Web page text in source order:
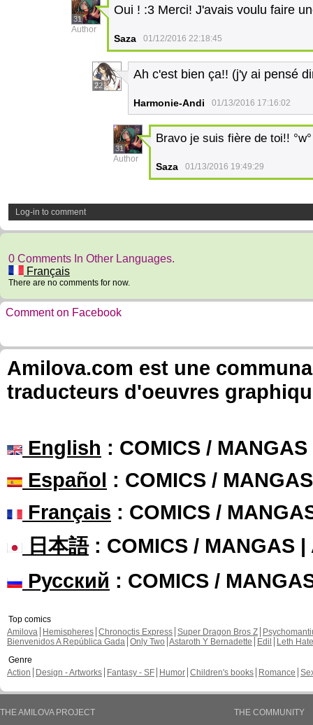
31
Author
Oui ! :3 Merci! J'avais voulu faire
Saza 01/12/2016 22:18:45
22
Ah c'est bien ça!! (j'y ai pensé
Harmonie-Andi 01/13/2016 17:16:02
31
Author
Bravo je suis fière de toi!! °w°
Saza 01/13/2016 19:49:29
Log-in to comment
0 Comments In Other Languages.
Français
There are no comments for now.
Comment on Facebook
Amilova.com est une
traducteurs d'oeuvres
English : COMICS /
Español : COMICS /
Français : COMICS /
日本語: COMICS / MANGAS |
Русский : COMICS /
Top comics
Amilova
Hemispheres Chronoctis Express Super Dragon Bros Z
Bienvenidos A República Gada Only Two Astaroth Y Bernadette Edil
Leth Hate
Genre
Action
Design - Artworks Fantasy - SF Humor Children's books Romance
THE AMILOVA PROJECT
THE COMMUNITY